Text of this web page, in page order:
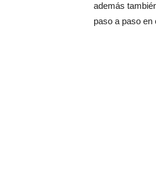
además
paso a paso en